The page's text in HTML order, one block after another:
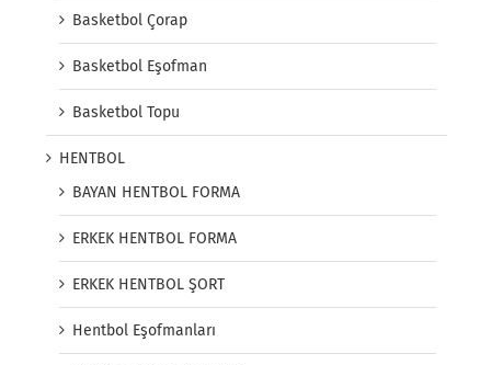
Basketbol Çorap
Basketbol Eşofman
Basketbol Topu
HENTBOL
BAYAN HENTBOL FORMA
ERKEK HENTBOL FORMA
ERKEK HENTBOL ŞORT
Hentbol Eşofmanları